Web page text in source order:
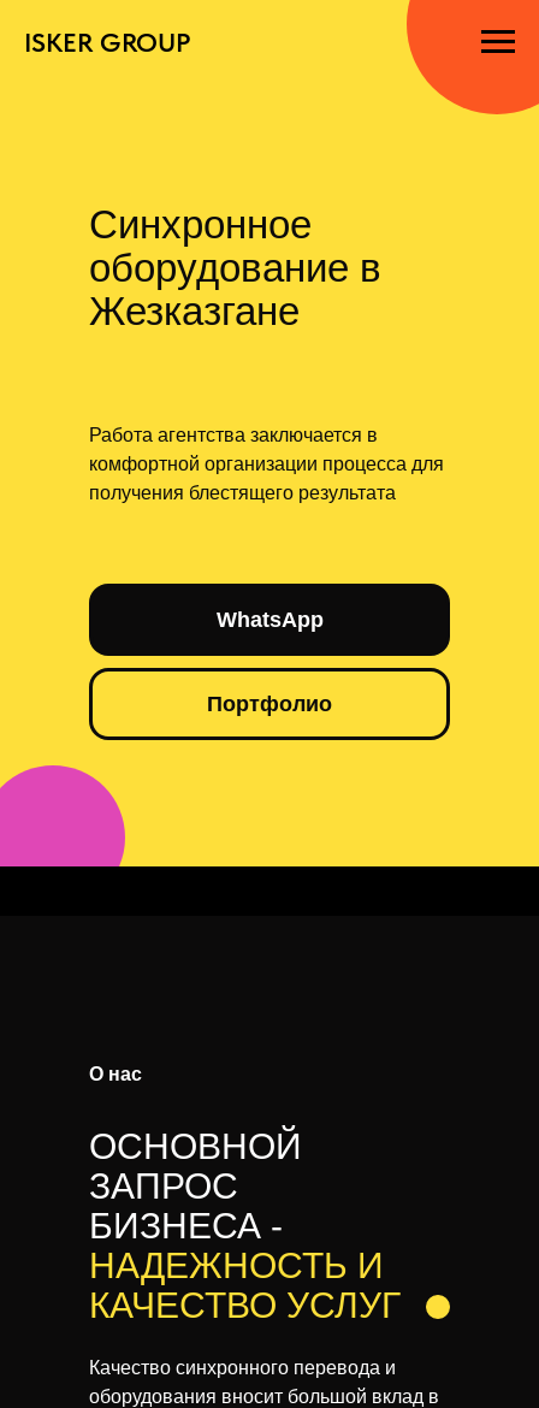
ISKER GROUP
Портфолио
WhatsApp
Синхронное
оборудование в
Жезказгане
Работа агентства заключается в
комфортной организации процесса для
получения блестящего результата
О нас
ОСНОВНОЙ
ЗАПРОС
БИЗНЕСА -
НАДЕЖНОСТЬ И
КАЧЕСТВО УСЛУГ
Качество синхронного перевода и
оборудования вносит большой вклад в